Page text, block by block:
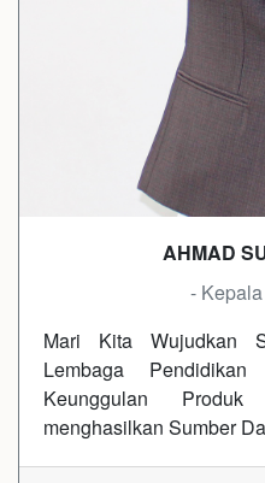
AHMAD
-
Mari Kita Wujudkan
Lembaga
Keunggulan
menghasilkan Sumber